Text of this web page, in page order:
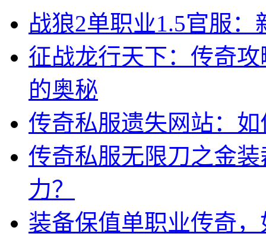
战狼2单职业1.5官服
征战龙行天下：传奇
的奥秘
传奇私服遗失网站：
传奇私服无限刀之金
力？
装备保值单职业传奇